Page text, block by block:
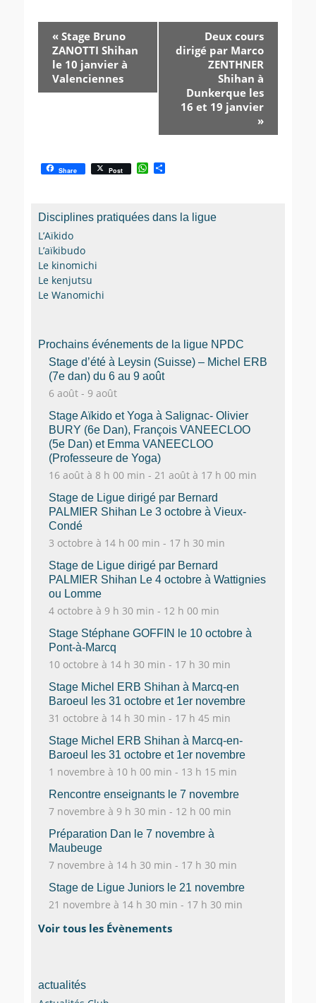
« Stage Bruno
ZANOTTI Shihan
le 10 janvier à
Valenciennes
Deux cours
dirigé par Marco
ZENTHNER
Shihan à
Dunkerque les
16 et 19 janvier
»
Share Post W
s
A
a
g
Disciplines pratiquées dans la ligue
L’Aïkido
L’aïkibudo
Le kinomichi
Le kenjutsu
Le Wanomichi
Prochains événements de la ligue NPDC
Stage d’été à Leysin (Suisse) – Michel ERB
(7e dan) du 6 au 9 août
6 août - 9 août
Stage Aïkido et Yoga à Salignac- Olivier
BURY (6e Dan), François VANEECLOO
(5e Dan) et Emma VANEECLOO
(Professeure de Yoga)
16 août à 8 h 00 min - 21 août à 17 h 00 min
Stage de Ligue dirigé par Bernard
PALMIER Shihan Le 3 octobre à Vieux-
Condé
3 octobre à 14 h 00 min - 17 h 30 min
Stage de Ligue dirigé par Bernard
PALMIER Shihan Le 4 octobre à Wattignies
ou Lomme
4 octobre à 9 h 30 min - 12 h 00 min
Stage Stéphane GOFFIN le 10 octobre à
Pont-à-Marcq
10 octobre à 14 h 30 min - 17 h 30 min
Stage Michel ERB Shihan à Marcq-en
Baroeul les 31 octobre et 1er novembre
31 octobre à 14 h 30 min - 17 h 45 min
Stage Michel ERB Shihan à Marcq-en-
Baroeul les 31 octobre et 1er novembre
1 novembre à 10 h 00 min - 13 h 15 min
Rencontre enseignants le 7 novembre
7 novembre à 9 h 30 min - 12 h 00 min
Préparation Dan le 7 novembre à
Maubeuge
7 novembre à 14 h 30 min - 17 h 30 min
Stage de Ligue Juniors le 21 novembre
21 novembre à 14 h 30 min - 17 h 30 min
Voir tous les Évènements
actualités